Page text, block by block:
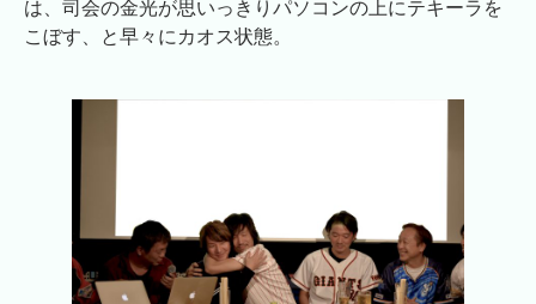
は、司会の金光が思いっきりパソコンの上にテキーラを
こぼす、と早々にカオス状態。